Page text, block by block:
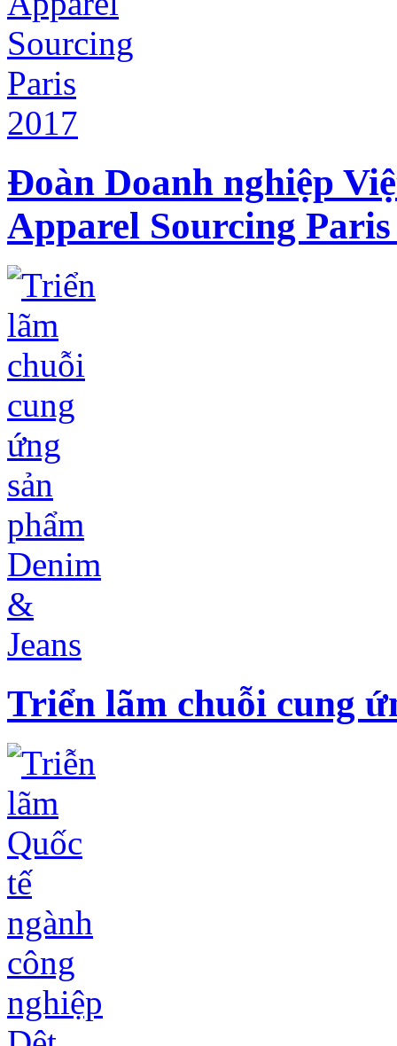
Đoàn Doanh nghiệp
Apparel Sourcing Paris
Triển lãm chuỗi cung